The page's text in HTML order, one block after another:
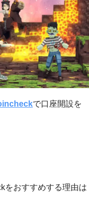
で口座開設を
をおすすめする理由は